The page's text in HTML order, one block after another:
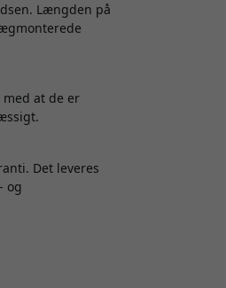
Længden på
at de er
Det leveres
og